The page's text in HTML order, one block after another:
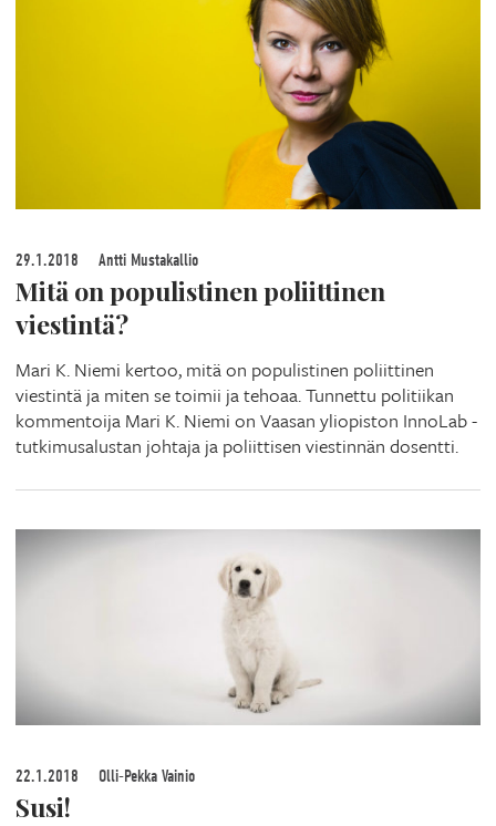
29.1.2018 Antti Mustakallio
Mitä on populistinen poliittinen
viestintä?
Mari K. Niemi kertoo, mitä on populistinen poliittinen
viestintä ja miten se toimii ja tehoaa. Tunnettu politiikan
kommentoija Mari K. Niemi on Vaasan yliopiston InnoLab -
tutkimusalustan johtaja ja poliittisen viestinnän dosentti.
22.1.2018 Olli-Pekka Vainio
Susi!